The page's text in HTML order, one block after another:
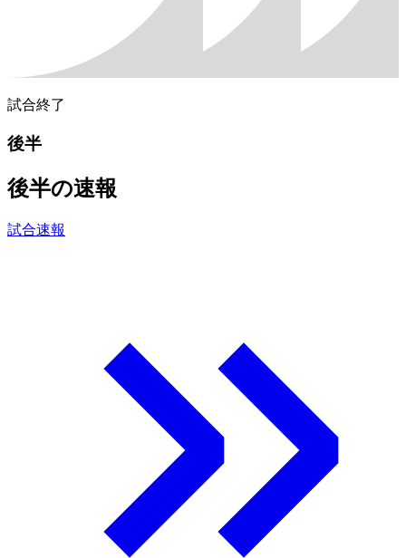
試合終了
後半
後半の速報
試合速報